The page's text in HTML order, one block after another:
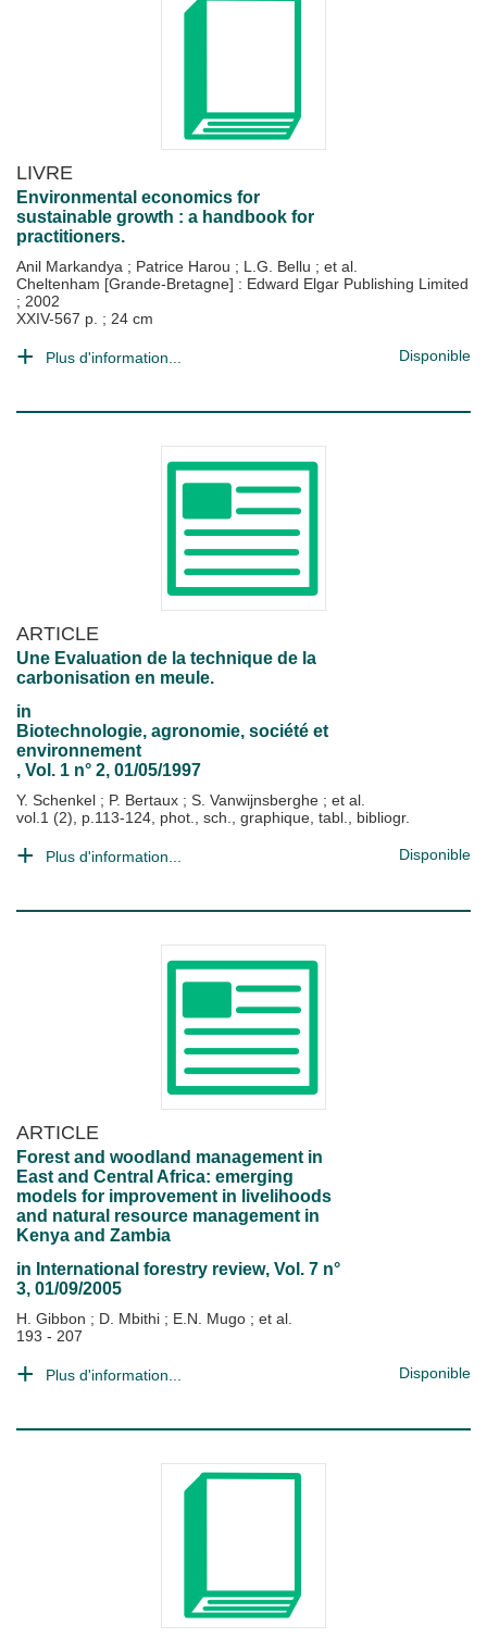
LIVRE
Environmental economics for
sustainable growth : a handbook for
practitioners.
Anil Markandya ; Patrice Harou ; L.G. Bellu ; et al.
Cheltenham [Grande-Bretagne] : Edward Elgar Publishing Limited
; 2002
XXIV-567 p. ; 24 cm
Plus d'information... Disponible
ARTICLE
Une Evaluation de la technique de la
carbonisation en meule.
in
Biotechnologie, agronomie, société et
environnement
, Vol. 1 n° 2, 01/05/1997
Y. Schenkel ; P. Bertaux ; S. Vanwijnsberghe ; et al.
vol.1 (2), p.113-124, phot., sch., graphique, tabl., bibliogr.
Plus d'information... Disponible
ARTICLE
Forest and woodland management in
East and Central Africa: emerging
models for improvement in livelihoods
and natural resource management in
Kenya and Zambia
in International forestry review, Vol. 7 n°
3, 01/09/2005
H. Gibbon ; D. Mbithi ; E.N. Mugo ; et al.
193 - 207
Plus d'information... Disponible